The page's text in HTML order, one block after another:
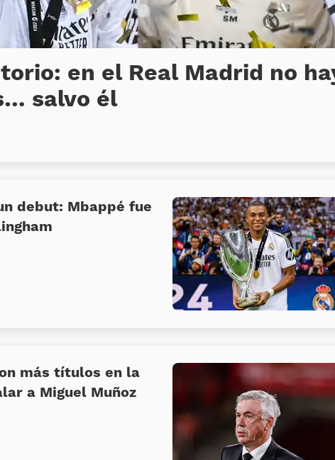
en el Real Madrid no
salvo él
debut: Mbappé fue
más títulos en la
a Miguel Muñoz